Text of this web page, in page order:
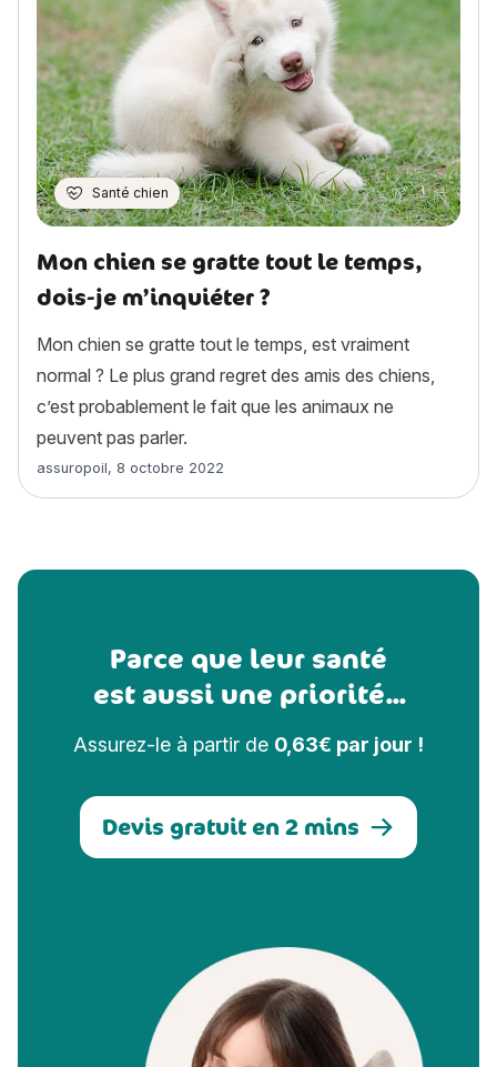
Santé chien
Mon chien se gratte tout le temps,
dois-je m’inquiéter ?
Mon chien se gratte tout le temps, est vraiment
normal ? Le plus grand regret des amis des chiens,
c’est probablement le fait que les animaux ne
peuvent pas parler.
Article rédigé par
assuropoil, 8 octobre 2022
Parce que leur santé
est aussi une priorité...
Assurez-le à partir de 0,63€ par jour !
Devis gratuit en 2 mins